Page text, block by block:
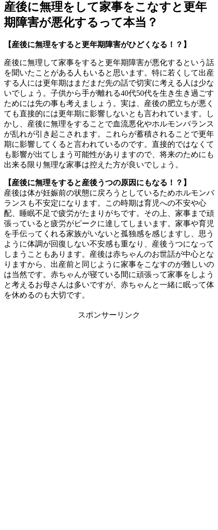
産後に無理をして家事をこなすと更年
期障害が悪化するって本当？
【産後に無理をすると更年期障害がひどくなる！？】
産後に無理して家事をすると更年期障害が悪化するという話
を聞いたことがある人もいると思います。特に若くして出産
する人には更年期はまだまだ先の話で切実に考える人は少な
いでしょう。子供から手が離れる40代50代を生き生き過ごす
ためには先の事も考えましょう。実は、産後の肥立ちが悪く
ても直接的には更年期に影響しないとも言われています。し
かし、産後に無理をすることで血流悪化やホルモンバランス
が乱れが引き起こされます。これらが蓄積されることで更年
期に影響してくると言われているのです。直接的ではなくて
も影響が出てしまう可能性がありますので、将来のためにも
出来る限り無理な家事は控えた方が良いでしょう。
【産後に無理をすると産後うつの原因にもなる！？】
産後は体が妊娠前の状態に戻ろうとしているためホルモンバ
ランスも不安定になります。この時期は育児への不安や心
配、睡眠不足で疲労がたまりがちです。その上、家事まで頑
張っていると疲労がピークに達してしまいます。家事や育児
を手伝ってくれる家族がいないと孤独感を感じますし、思う
ように体調が回復しない不安感も重なり、産後うつになって
しまうこともあります。産後は赤ちゃんのお世話が中心とな
りますから、出産前と同じように家事をこなすのが難しいの
は当然です。赤ちゃんが寝ている間に頑張って家事をしよう
と考えるお母さんは多いですが、赤ちゃんと一緒に眠って体
を休めるのも大切です。
スポンサーリンク